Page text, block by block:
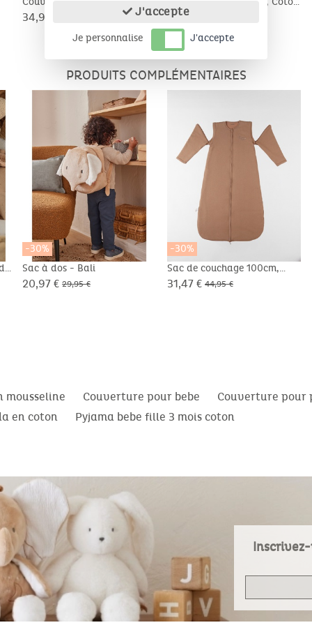
Veloudoux® - Colombe
34,97 €
BIO/Sherpa
24,47 €
PRODUITS COMPLÉMENTAIRES
-30%
Sac à dos - Bali
20,97 € 29,95 €
-30%
Sac de couchage 100cm,
manches amovibles, Jersey
31,47 € 44,95 €
mousseline Couverture pour bebe
Couverture pour
en coton
Pyjama bebe fille 3 mois coton
J'accepte
Je personnalise J'accepte